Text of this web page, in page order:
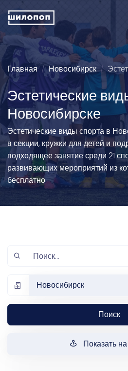
Главная Новосибирск
Эстетические
Новосибирске
Эстетические виды спорта в
в секции, кружки для детей и
подходящее занятие среди 21
развивающих мероприятий из
бесплатно
Новосибирск
Поиск
Показать